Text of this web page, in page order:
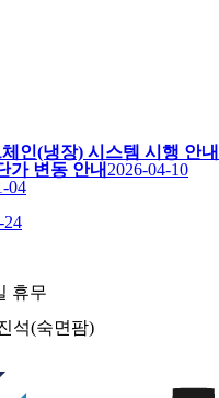
인(냉장) 시스템 시행 안내
가 변동 안내 2026-04-10
04
24
휴무
석(숙면팜)